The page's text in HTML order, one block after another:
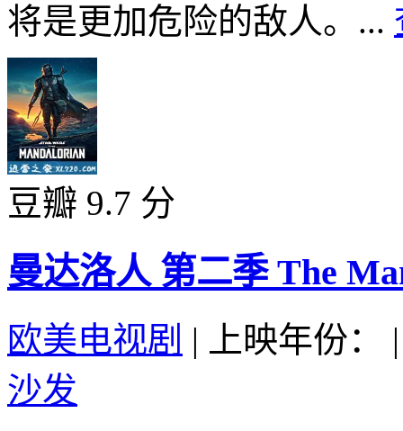
将是更加危险的敌人。...
豆瓣 9.7 分
曼达洛人 第二季 The
欧美电视剧 | 上映年份：
|
沙发